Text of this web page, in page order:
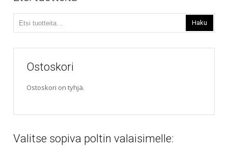
sivulla.
Haku
Ostoskori
Ostoskori on tyhjä.
Valitse sopiva poltin valaisimelle: